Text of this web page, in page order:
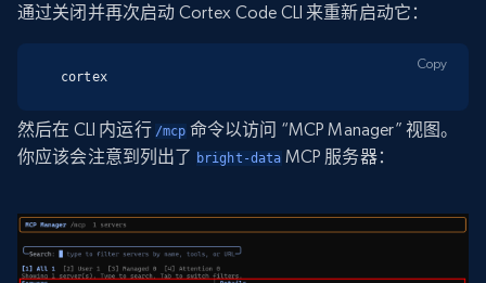
通过关闭并再次启动 Cortex Code CLI 来重新启动它：
cortex
Copy
然后在 CLI 内运行 /mcp 命令以访问 “MCP Manager” 视图。
你应该会注意到列出了 bright-data MCP 服务器：